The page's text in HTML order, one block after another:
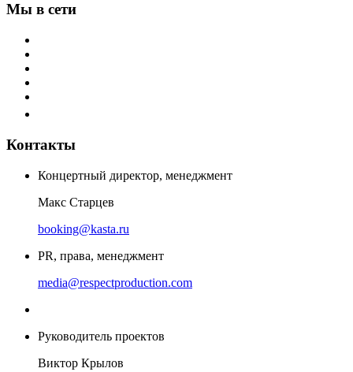
Мы в сети
Контакты
Концертный директор, менеджмент
Макс Старцев
booking@kasta.ru
PR, права, менеджмент
media@respectproduction.com
Руководитель проектов
Виктор Крылов